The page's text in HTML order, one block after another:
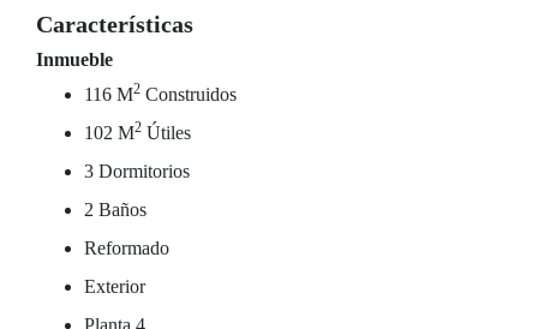
Características
Inmueble
116 M2 Construidos
102 M2 Útiles
3 Dormitorios
2 Baños
Reformado
Exterior
Planta 4